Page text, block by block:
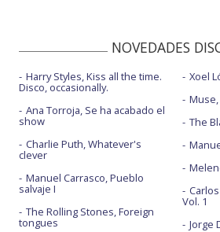
NOVEDADES
Harry Styles, Kiss all the time.
Disco, occasionally.
Ana Torroja, Se ha acabado el
show
Charlie Puth, Whatever's
clever
Manuel Carrasco, Pueblo
salvaje I
The Rolling Stones, Foreign
tongues
Xoel
The
Vol. 1
Jorge